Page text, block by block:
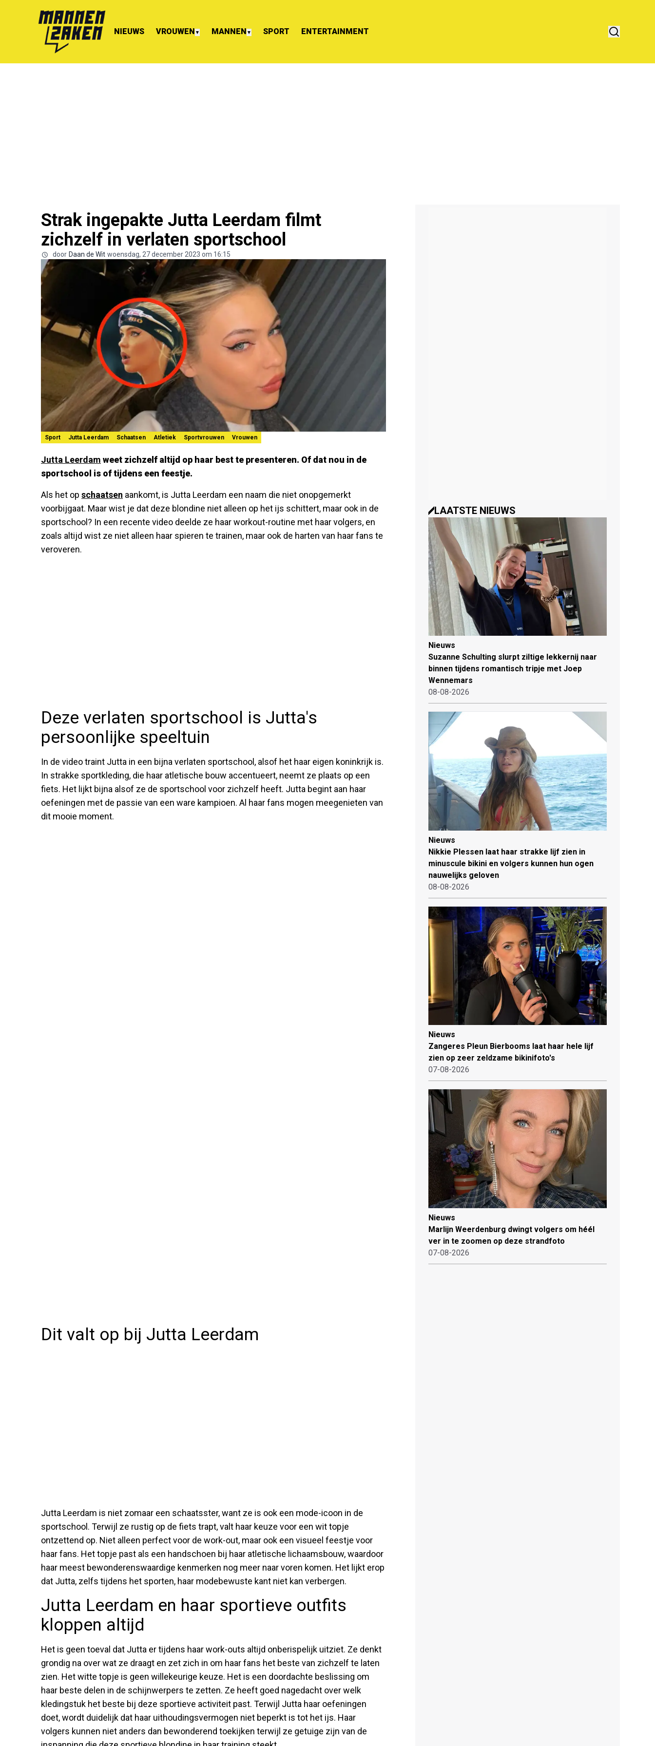
NIEUWS VROUWEN ▼ MANNEN ▼ SPORT ENTERTAINMENT
Strak ingepakte Jutta Leerdam filmt
zichzelf in verlaten sportschool
door Daan de Wit woensdag, 27 december 2023 om 16:15
Sport Jutta Leerdam Schaatsen Atletiek Sportvrouwen Vrouwen
Jutta Leerdam weet zichzelf altijd op haar best te presenteren. Of dat nou in de
sportschool is of tijdens een feestje.
Als het op schaatsen aankomt, is Jutta Leerdam een naam die niet onopgemerkt
voorbijgaat. Maar wist je dat deze blondine niet alleen op het ijs schittert, maar ook in de
sportschool? In een recente video deelde ze haar workout-routine met haar volgers, en
zoals altijd wist ze niet alleen haar spieren te trainen, maar ook de harten van haar fans te
veroveren.
Deze verlaten sportschool is Jutta's
persoonlijke speeltuin
In de video traint Jutta in een bijna verlaten sportschool, alsof het haar eigen koninkrijk is.
In strakke sportkleding, die haar atletische bouw accentueert, neemt ze plaats op een
fiets. Het lijkt bijna alsof ze de sportschool voor zichzelf heeft. Jutta begint aan haar
oefeningen met de passie van een ware kampioen. Al haar fans mogen meegenieten van
dit mooie moment.
Dit valt op bij Jutta Leerdam
Jutta Leerdam is niet zomaar een schaatsster, want ze is ook een mode-icoon in de
sportschool. Terwijl ze rustig op de fiets trapt, valt haar keuze voor een wit topje
ontzettend op. Niet alleen perfect voor de work-out, maar ook een visueel feestje voor
haar fans. Het topje past als een handschoen bij haar atletische lichaamsbouw, waardoor
haar meest bewonderenswaardige kenmerken nog meer naar voren komen. Het lijkt erop
dat Jutta, zelfs tijdens het sporten, haar modebewuste kant niet kan verbergen.
Jutta Leerdam en haar sportieve outfits
kloppen altijd
Het is geen toeval dat Jutta er tijdens haar work-outs altijd onberispelijk uitziet. Ze denkt
grondig na over wat ze draagt en zet zich in om haar fans het beste van zichzelf te laten
zien. Het witte topje is geen willekeurige keuze. Het is een doordachte beslissing om
haar beste delen in de schijnwerpers te zetten. Ze heeft goed nagedacht over welk
kledingstuk het beste bij deze sportieve activiteit past. Terwijl Jutta haar oefeningen
doet, wordt duidelijk dat haar uithoudingsvermogen niet beperkt is tot het ijs. Haar
volgers kunnen niet anders dan bewonderend toekijken terwijl ze getuige zijn van de
LAATSTE NIEUWS
Nieuws
Suzanne Schulting slurpt ziltige lekkernij naar
binnen tijdens romantisch tripje met Joep
Wennemars
08-08-2026
Nieuws
Nikkie Plessen laat haar strakke lijf zien in
minuscule bikini en volgers kunnen hun ogen
nauwelijks geloven
08-08-2026
Nieuws
Zangeres Pleun Bierbooms laat haar hele lijf
zien op zeer zeldzame bikinifoto's
07-08-2026
Nieuws
Marlijn Weerdenburg dwingt volgers om héél
ver in te zoomen op deze strandfoto
07-08-2026